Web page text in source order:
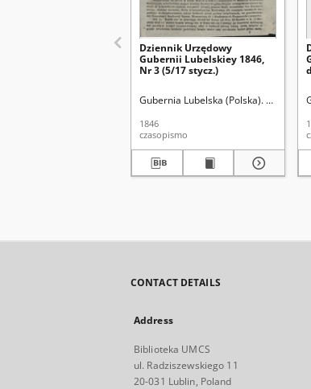
Dziennik Urzędowy
Gubernii Lubelskiey 1846,
Nr 3 (5/17 stycz.)
Gubernia Lubelska (Polska). Rząd
1846
czasopismo
CONTACT DETAILS
Address
Biblioteka UMCS
ul. Radziszewskiego 11
20-031 Lublin, Poland